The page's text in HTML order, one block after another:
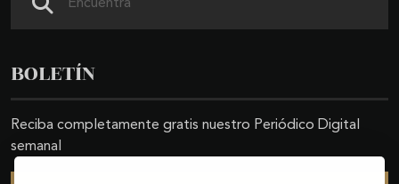
BOLETÍN
Reciba completamente gratis nuestro Periódico Digital
semanal